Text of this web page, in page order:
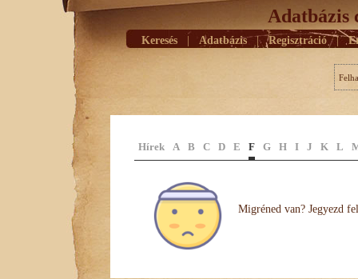
Adatbázis
Keresés Adatbázis | Regisztráció |
Hírek A B C D E F G H I J K L
Migréned van? Jegyezd